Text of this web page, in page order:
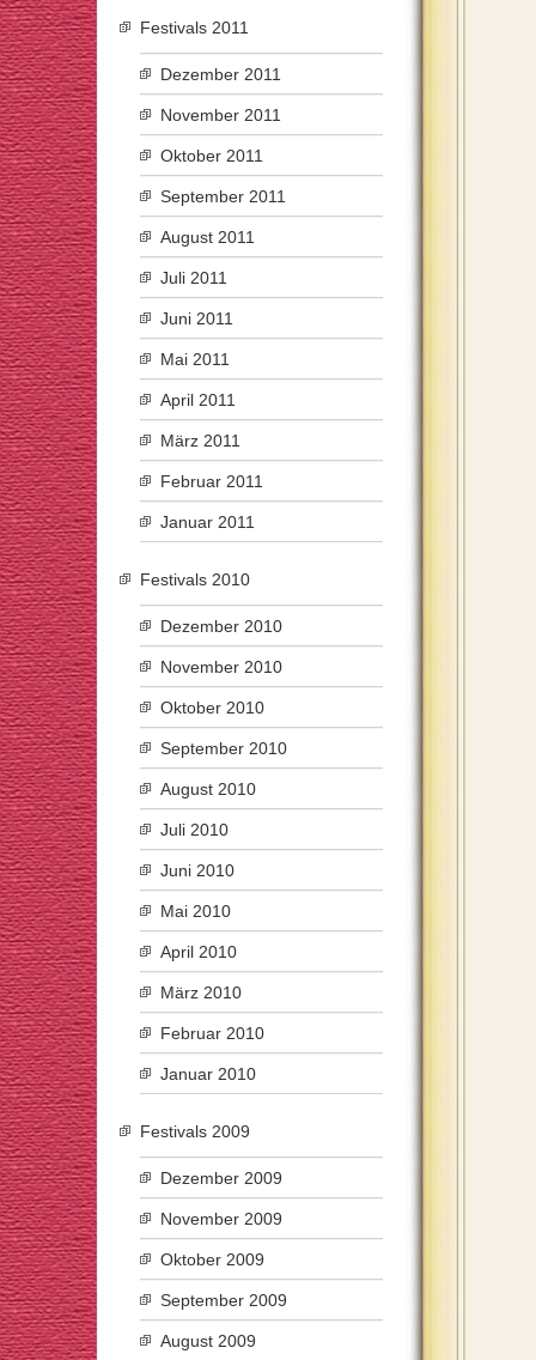
Festivals 2011
Dezember 2011
November 2011
Oktober 2011
September 2011
August 2011
Juli 2011
Juni 2011
Mai 2011
April 2011
März 2011
Februar 2011
Januar 2011
Festivals 2010
Dezember 2010
November 2010
Oktober 2010
September 2010
August 2010
Juli 2010
Juni 2010
Mai 2010
April 2010
März 2010
Februar 2010
Januar 2010
Festivals 2009
Dezember 2009
November 2009
Oktober 2009
September 2009
August 2009